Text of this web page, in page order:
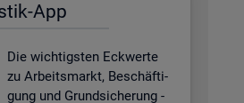
App
Die wich­tigs­ten Eck­wer­te
zu Ar­beits­markt, Be­schäf­ti­
gung und Grund­si­che­rung -